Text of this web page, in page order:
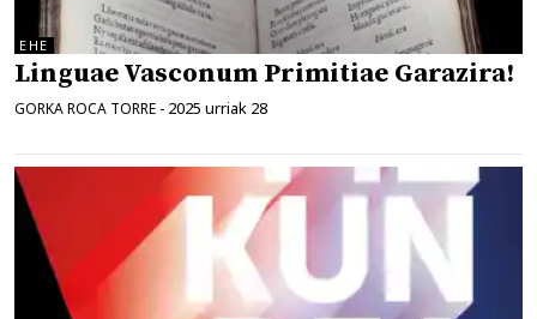
EHE
Linguae Vasconum Primitiae Garazira!
GORKA ROCA TORRE - 2025 urriak 28